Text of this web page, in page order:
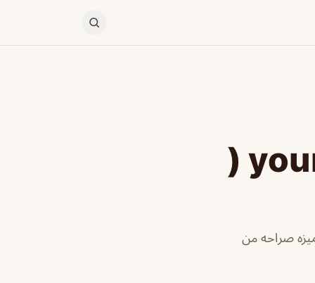
مطعم شطيرتك your sandwich (
صراحه من